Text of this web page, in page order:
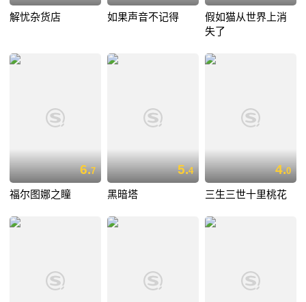
解忧杂货店 如果声音不记得
假如猫从世界上消
失了
6.7
福尔图娜之瞳
5.4
黑暗塔
4.0
三生三世十里桃花